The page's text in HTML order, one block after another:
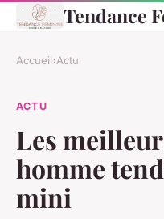
Tendance
Accueil›Actu
ACTU
Les
homme
mini